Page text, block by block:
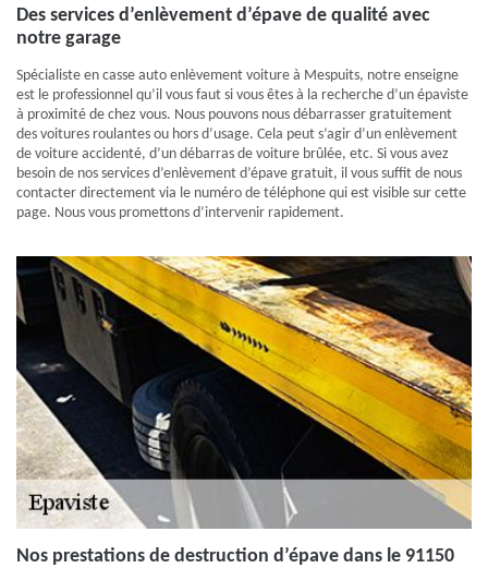
Des services d’enlèvement d’épave de qualité avec
notre garage
Spécialiste en casse auto enlèvement voiture à Mespuits, notre enseigne
est le professionnel qu’il vous faut si vous êtes à la recherche d’un épaviste
à proximité de chez vous. Nous pouvons nous débarrasser gratuitement
des voitures roulantes ou hors d’usage. Cela peut s’agir d’un enlèvement
de voiture accidenté, d’un débarras de voiture brûlée, etc. Si vous avez
besoin de nos services d’enlèvement d’épave gratuit, il vous suffit de nous
contacter directement via le numéro de téléphone qui est visible sur cette
page. Nous vous promettons d’intervenir rapidement.
Nos prestations de destruction d’épave dans le 91150